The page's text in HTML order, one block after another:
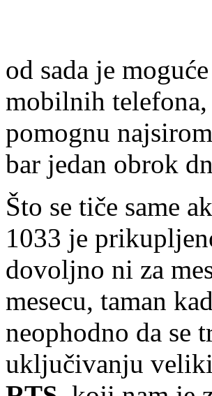
od sada je
mobilnih
pomognu
bar jedan obrok
Što se tiče same
1033 je
dovoljno ni za
mesecu, taman
neophodno da se
uključivanju